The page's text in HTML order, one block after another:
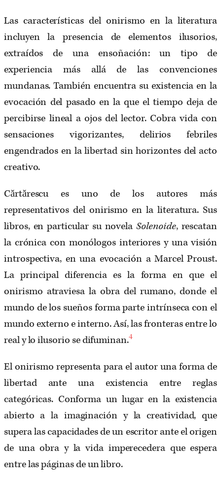
Las características del onirismo en la literatura
incluyen la presencia de elementos ilusorios,
extraídos de una ensoñación: un tipo de
experiencia más allá de las convenciones
mundanas. También encuentra su existencia en la
evocación del pasado en la que el tiempo deja de
percibirse lineal a ojos del lector. Cobra vida con
sensaciones vigorizantes, delirios febriles
engendrados en la libertad sin horizontes del acto
creativo.
Cărtărescu es uno de los autores más
representativos del onirismo en la literatura. Sus
libros, en particular su novelaSolenoide, rescatan
la crónica con monólogos interiores y una visión
introspectiva, en una evocación a Marcel Proust.
La principal diferencia es la forma en que el
onirismo atraviesa la obra del rumano, donde el
mundo de los sueños forma parte intrínseca con el
mundo externo e interno. Así, las fronteras entre lo
real y lo ilusorio se difuminan.4
El onirismo representa para el autor una forma de
libertad ante una existencia entre reglas
categóricas. Conforma un lugar en la existencia
abierto a la imaginación y la creatividad, que
supera las capacidades de un escritor ante el origen
de una obra y la vida imperecedera que espera
entre las páginas de un libro.